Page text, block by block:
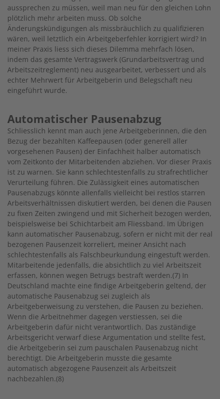
aussprechen zu müssen, weil man neu für den gleichen Lohn
plötzlich mehr arbeiten muss. Ob solche
Änderungskündigungen als missbräuchlich zu qualifizieren
wären, weil letztlich ein Arbeitgeberfehler korrigiert wird? In
meiner Praxis liess sich dieses Dilemma mehrfach lösen,
indem das gesamte Vertragswerk (Grundarbeitsvertrag und
Arbeitszeitreglement) neu ausgearbeitet, verbessert und als
echter Mehrwert für Arbeitgeberin und Belegschaft neu
eingeführt wurde.
Automatischer Pausenabzug
Schliesslich kennt man auch jene Arbeitgeberinnen, die den
Bezug der bezahlten Kaffeepausen (oder generell aller
vorgesehenen Pausen) der Einfachheit halber automatisch
vom Zeitkonto der Mitarbeitenden abziehen. Vor dieser Praxis
ist zu warnen. Sie kann schlechtestenfalls zu strafrechtlicher
Verurteilung führen. Die Zulässigkeit eines automatischen
Pausenabzugs könnte allenfalls vielleicht bei restlos starren
Arbeitsverhältnissen diskutiert werden, bei denen die Pausen
zu fixen Zeiten zwingend und mit Sicherheit bezogen werden,
beispielsweise bei Schichtarbeit am Fliessband. Im Übrigen
kann automatischer Pausenabzug, sofern er nicht mit der real
bezogenen Pausenzeit korreliert, meiner Ansicht nach
schlechtestenfalls als Falschbeurkundung eingestuft werden.
Mitarbeitende jedenfalls, die absichtlich zu viel Arbeitszeit
erfassen, können wegen Betrugs bestraft werden.(7) In
Deutschland machte eine findige Arbeitgeberin geltend, der
automatische Pausenabzug sei zugleich als
Arbeitgeberweisung zu verstehen, die Pausen zu beziehen.
Wenn die Arbeitnehmer dagegen verstiessen, sei die
Arbeitgeberin dafür nicht verantwortlich. Das zuständige
Arbeitsgericht verwarf diese Argumentation und stellte fest,
die Arbeitgeberin sei zum pauschalen Pausenabzug nicht
berechtigt. Die Arbeitgeberin musste die gesamte
automatisch abgezogene Pausenzeit als Arbeitszeit
nachbezahlen.(8)